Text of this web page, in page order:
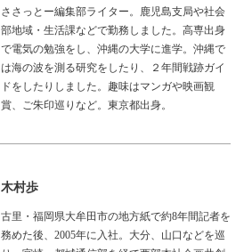
ささっとー編集部ライター。鹿児島支局や社会
部地域・生活課などで勤務しました。高専出身
で電気の勉強をし、沖縄の大学に進学。沖縄で
は海の波を測る研究をしたり、２年間戦跡ガイ
ドをしたりしました。趣味はマンガや映画観
賞、ご朱印巡りなど。東京都出身。
木村歩
古里・福岡県大牟田市の地方紙で約8年間記者を
務めた後、2005年に入社。大分、山口などを巡